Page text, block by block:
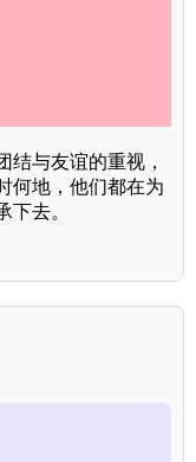
结与友谊的重视，
何地，他们都在为
下去。